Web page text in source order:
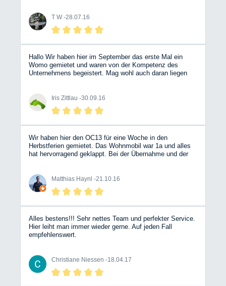
T W -28.07.16
Hallo Wir haben hier im September das erste Mal ein
Womo gemietet und waren von der Kompetenz des
Unternehmens begeistert. Mag wohl auch daran liegen
Buchungen wurden prompt beantwortet.Selbst ein
vorheriges anschauen des ausgewählten Womo war kein
Problem .Wir werden hier weiterhin buchen und freuen
Iris Zittlau -30.09.16
Wir haben hier den OC13 für eine Woche in den
Herbstferien gemietet. Das Wohnmobil war 1a und alles
hat hervorragend geklappt. Bei der Übernahme und der
Matthias Haynl -21.10.16
Alles bestens!!! Sehr nettes Team und perfekter Service.
Hier leiht man immer wieder gerne. Auf jeden Fall
empfehlenswert.
Christiane Niessen -18.04.17